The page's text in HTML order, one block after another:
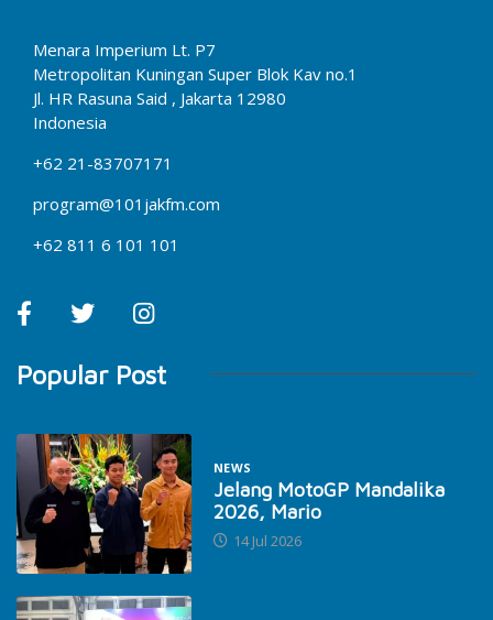
Menara Imperium Lt. P7
Metropolitan Kuningan Super Blok Kav no.1
Jl. HR Rasuna Said , Jakarta 12980
Indonesia
+62 21-83707171
program@101jakfm.com
+62 811 6 101 101
Popular Post
NEWS
Jelang MotoGP Mandalika
2026, Mario
14 Jul 2026